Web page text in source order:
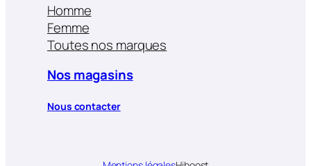
Homme
Femme
Toutes nos marques
Nos magasins
Nous contacter